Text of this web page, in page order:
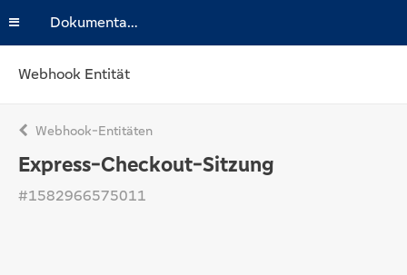
Dokumentation
Webhook Entität
Webhook-Entitäten
Express-Checkout-Sitzung
#1582966575011